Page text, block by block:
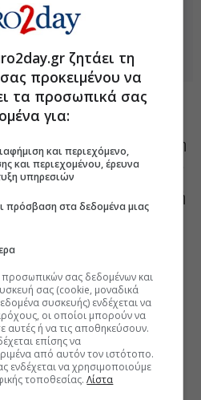
χρήσης βίας
προκαλέσουν σωματική βλάβη
της Α.Α.Δ.Ε. ή χρησιμοποίησης
τη σωματική βλάβη ή τον
να προκαλέσει σωματική
της Α.Α.Δ.Ε., κατά τη
της υπηρεσίας του ή για
της, επιβάλλονται
10.000 έως 50.000 ευρώ
ανωτέρω πράξεων και
επαγγελματικής
διάπραξης των ως άνω
με την απόφαση του Διοικητή
έως 6 μήνες
ζητάει τη
προκειμένου να
τα προσωπικά σας
για:
και περιεχόμενο,
και περιεχομένου, έρευνα
υπηρεσιών
πρόσβαση στα δεδομένα μιας
προσωπικών σας δεδομένων και
σας (cookie, μοναδικά
συσκευής) ενδέχεται να
οι οποίοι μπορούν να
ή να τις αποθηκεύσουν.
επίσης να
από αυτόν τον ιστότοπο.
ενδέχεται να χρησιμοποιούμε
τοποθεσίας.Λίστα